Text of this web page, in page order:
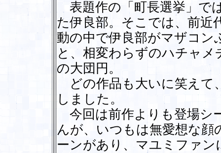
表題作の「町長選挙」で
た伊良部。そこでは、前近
動の中で伊良部がマザコ
と、相変わらずのハチャ
の大団円。
どの作品も大いに笑えて
しました。
今回は前作よりも登場シ
んが、いつもは無愛想な
ーンがあり、マユミファ